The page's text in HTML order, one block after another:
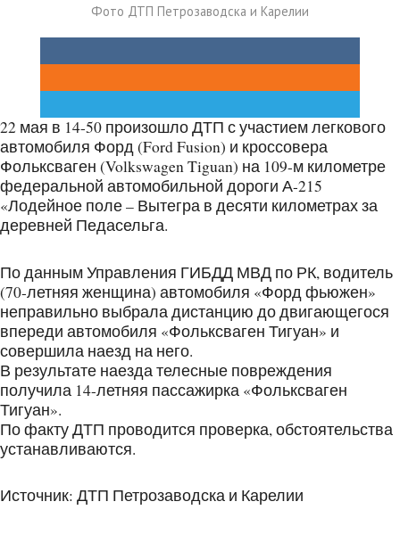
Фото ДТП Петрозаводска и Карелии
22 мая в 14-50 произошло ДТП с участием легкового
автомобиля Форд (Ford Fusion) и кроссовера
Фольксваген (Volkswagen Tiguan) на 109-м километре
федеральной автомобильной дороги А-215
«Лодейное поле – Вытегра в десяти километрах за
деревней Педасельга.
По данным Управления ГИБДД МВД по РК, водитель
(70-летняя женщина) автомобиля «Форд фьюжен»
неправильно выбрала дистанцию до двигающегося
впереди автомобиля «Фольксваген Тигуан» и
совершила наезд на него.
В результате наезда телесные повреждения
получила 14-летняя пассажирка «Фольксваген
Тигуан».
По факту ДТП проводится проверка, обстоятельства
устанавливаются.
Источник: ДТП Петрозаводска и Карелии